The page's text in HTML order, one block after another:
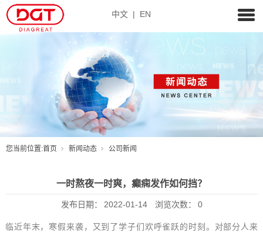
中文 | EN
您当前位置:首页 新闻动态 公司新闻
一时熬夜一时爽，癫痫发作如何挡？
发布日期： 2022-01-14 浏览次数： 0
临近年末，寒假来袭，又到了学子们欢呼雀跃的时刻。对部分人来